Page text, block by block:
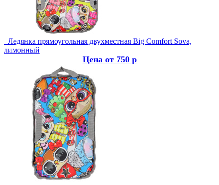
Ледянка прямоугольная двухместная Big Comfort Sova,
лимонный
Цена от 750 р